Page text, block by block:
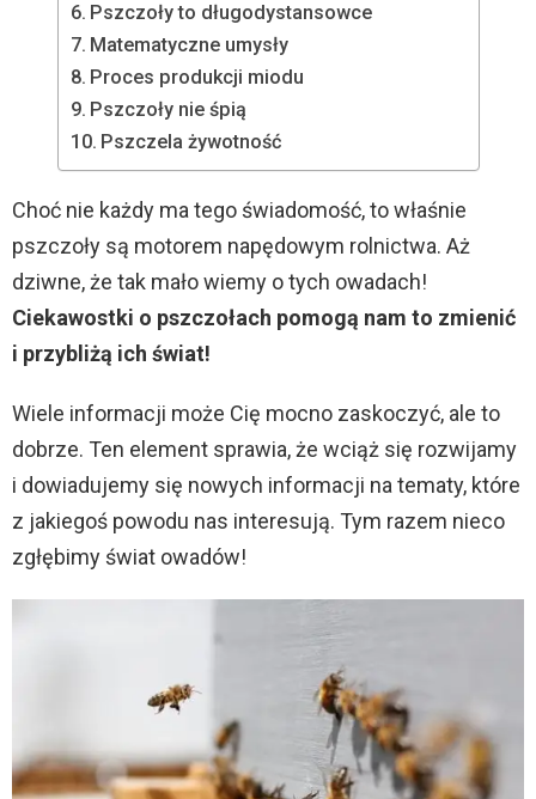
Pszczoły to długodystansowce
Matematyczne umysły
Proces produkcji miodu
Pszczoły nie śpią
Pszczela żywotność
Choć nie każdy ma tego świadomość, to właśnie
pszczoły są motorem napędowym rolnictwa. Aż
dziwne, że tak mało wiemy o tych owadach!
Ciekawostki o pszczołach pomogą nam to zmienić
i przybliżą ich świat!
Wiele informacji może Cię mocno zaskoczyć, ale to
dobrze. Ten element sprawia, że wciąż się rozwijamy
i dowiadujemy się nowych informacji na tematy, które
z jakiegoś powodu nas interesują. Tym razem nieco
zgłębimy świat owadów!